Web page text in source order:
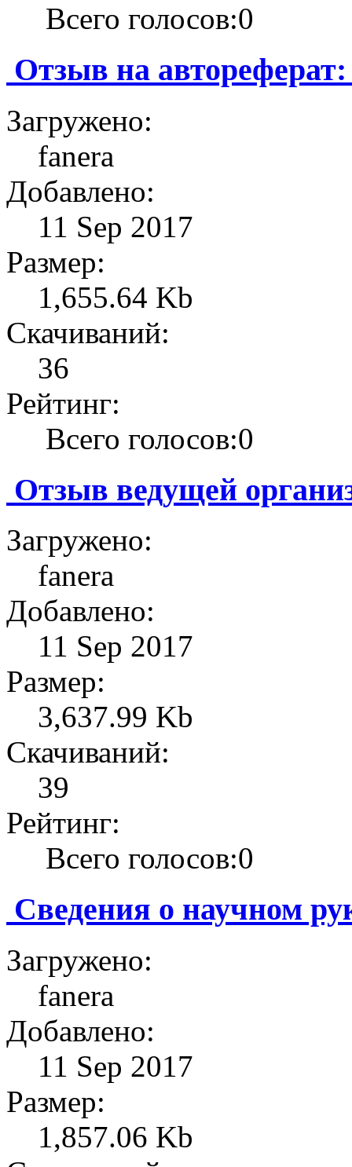
Всего голосов:0
Отзыв на автореферат:
Загружено:
fanera
Добавлено:
11 Sep 2017
Размер:
1,655.64 Kb
Скачиваний:
36
Рейтинг:
Всего голосов:0
Отзыв ведущей
Загружено:
fanera
Добавлено:
11 Sep 2017
Размер:
3,637.99 Kb
Скачиваний:
39
Рейтинг:
Всего голосов:0
Сведения о научном
Загружено:
fanera
Добавлено:
11 Sep 2017
Размер:
1,857.06 Kb